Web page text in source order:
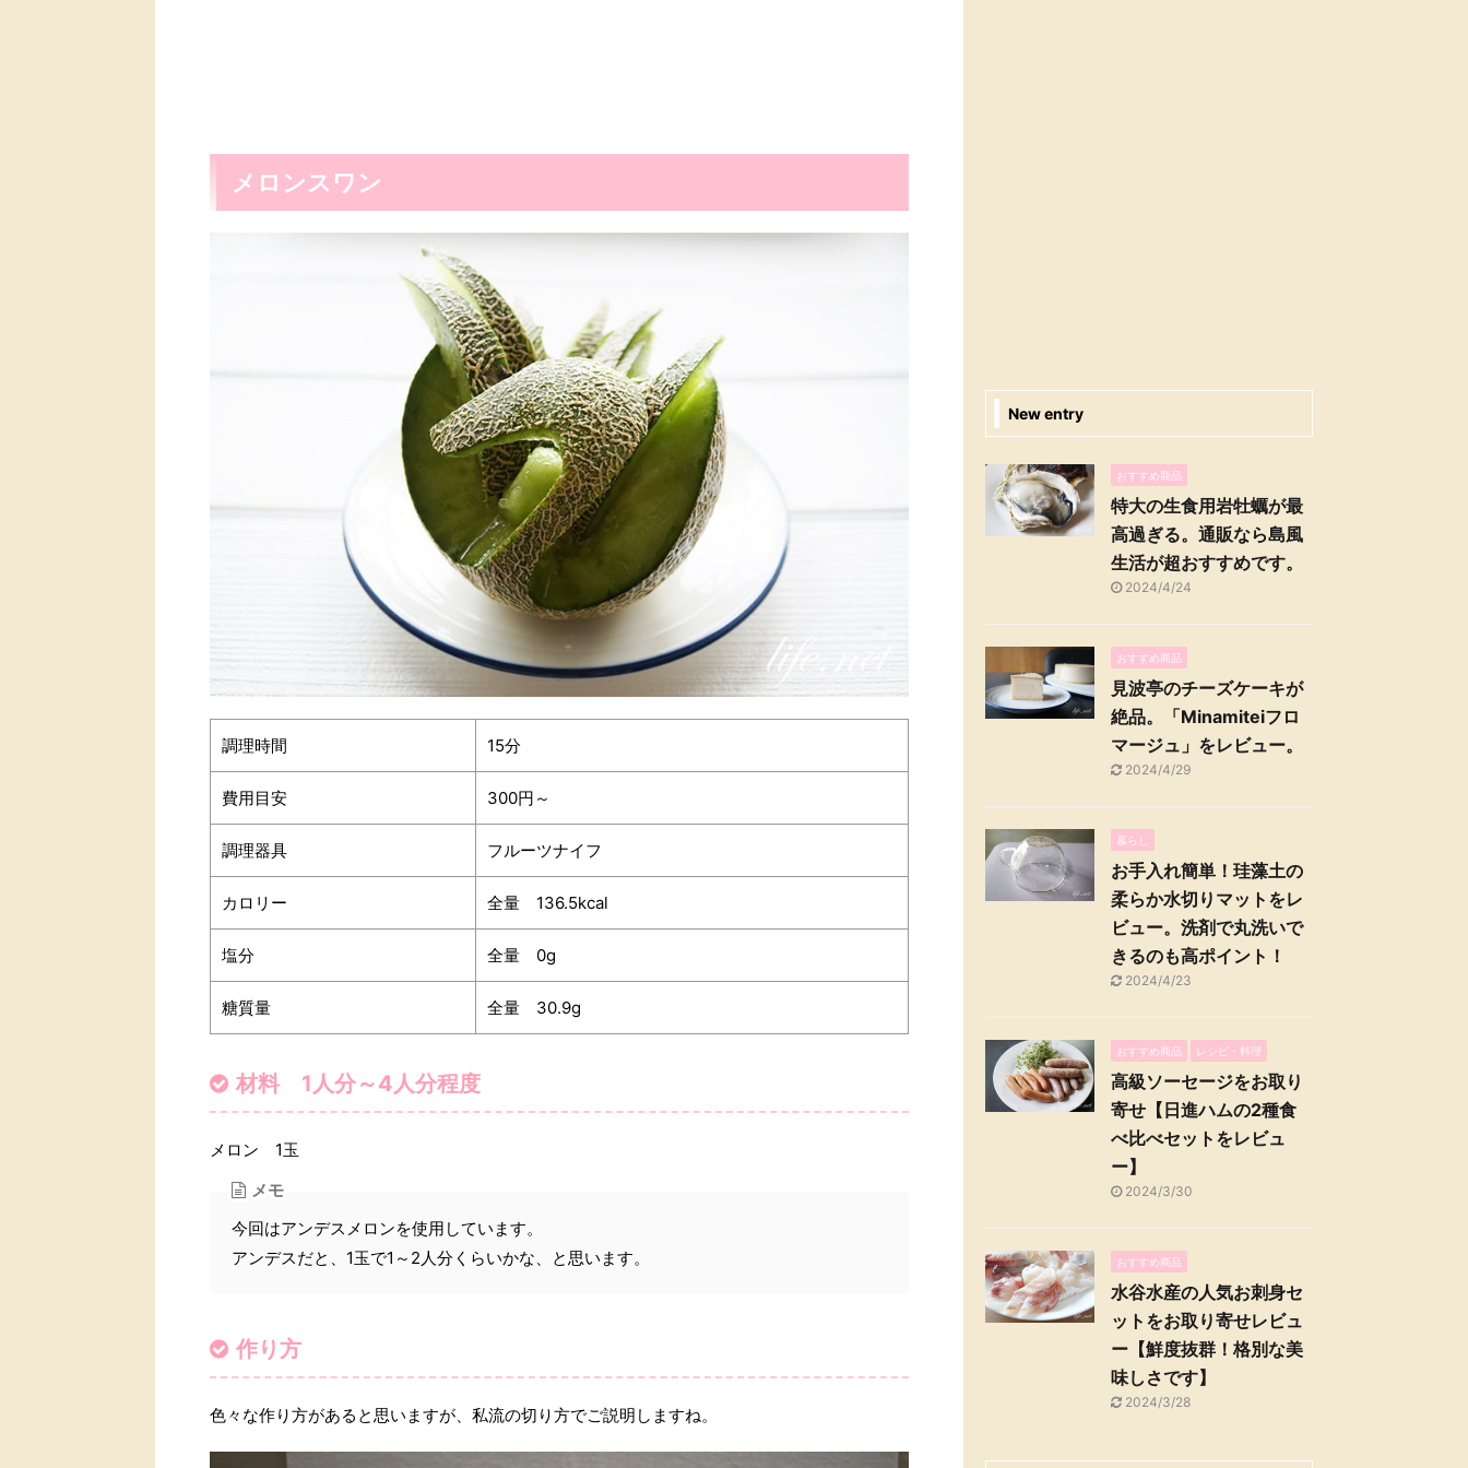
メロンスワン
調理時間 15分
費用目安 300円～
調理器具 フルーツナイフ
カロリー 全量 136.5kcal
塩分 全量 0g
糖質量 全量 30.9g
材料 1人分～4人分程度
メロン 1玉
メモ
今回はアンデスメロンを使用しています。
アンデスだと、1玉で1～2人分くらいかな、と思います。
作り方
色々な作り方があると思いますが、私流の切り方でご説明しますね。
New entry
おすすめ商品
特大の生食用岩牡蠣が最
高過ぎる。通販なら島風
生活が超おすすめです。
2024/4/24
おすすめ商品
見波亭のチーズケーキが
絶品。「Minamiteiフロ
マージュ」をレビュー。
2024/4/29
暮らし
お手入れ簡単！珪藻土の
柔らか水切りマットをレ
ビュー。洗剤で丸洗いで
きるのも高ポイント！
2024/4/23
おすすめ商品 レシピ・料理
高級ソーセージをお取り
寄せ【日進ハムの2種食
べ比べセットをレビュ
ー】
2024/3/30
おすすめ商品
水谷水産の人気お刺身セ
ットをお取り寄せレビュ
ー【鮮度抜群！格別な美
味しさです】
2024/3/28